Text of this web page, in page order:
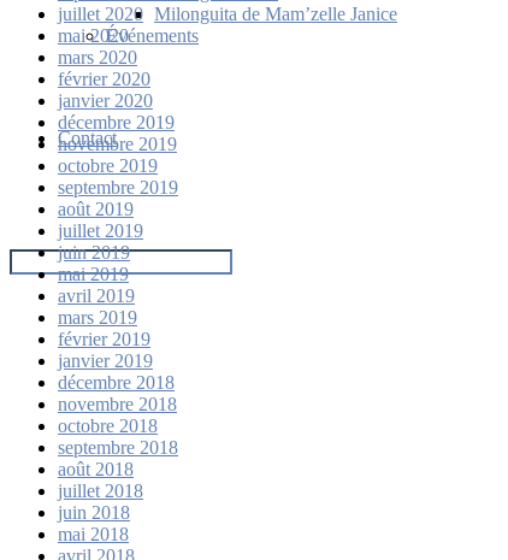
Milonguita de Mam’zelle Janice
Événements
Contact
juillet 2020
mai 2020
mars 2020
février 2020
janvier 2020
décembre 2019
novembre 2019
octobre 2019
septembre 2019
août 2019
juillet 2019
juin 2019
mai 2019
avril 2019
mars 2019
février 2019
janvier 2019
décembre 2018
novembre 2018
octobre 2018
septembre 2018
août 2018
juillet 2018
juin 2018
mai 2018